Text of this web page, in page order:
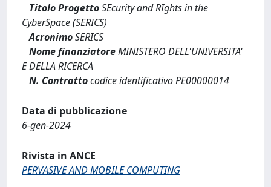
Titolo ProgettoSEcurity and RIghts in the
CyberSpace (SERICS)
AcronimoSERICS
Nome finanziatoreMINISTERO DELL'UNIVERSITA'
E DELLA RICERCA
N. Contrattocodice identificativo PE00000014
Data di pubblicazione
6-gen-2024
Rivista in ANCE
PERVASIVE AND MOBILE COMPUTING